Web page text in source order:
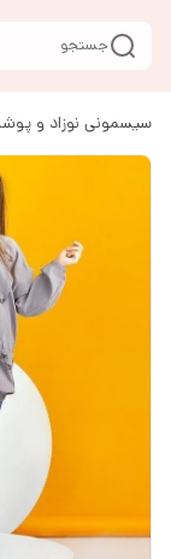
جستجو
سیسمونی نوزاد و